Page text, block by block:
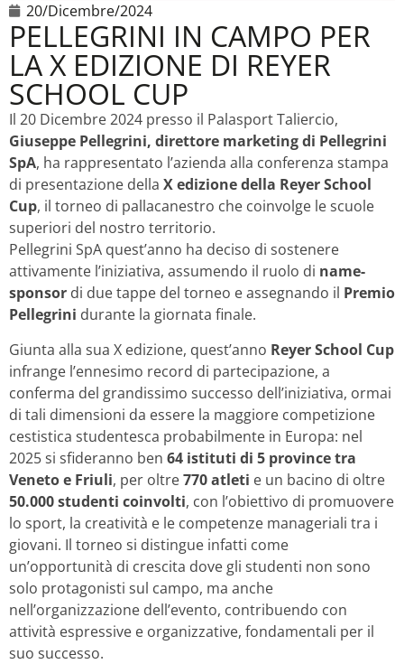
20/Dicembre/2024
PELLEGRINI IN CAMPO PER
LA X EDIZIONE DI REYER
SCHOOL CUP
Il 20 Dicembre 2024 presso il Palasport Taliercio,
Giuseppe Pellegrini, direttore marketing di Pellegrini
SpA, ha rappresentato l’azienda alla conferenza stampa
di presentazione della X edizione della Reyer School
Cup, il torneo di pallacanestro che coinvolge le scuole
superiori del nostro territorio.
Pellegrini SpA quest’anno ha deciso di sostenere
attivamente l’iniziativa, assumendo il ruolo di name-
sponsor di due tappe del torneo e assegnando il Premio
Pellegrini durante la giornata finale.
Giunta alla sua X edizione, quest’anno Reyer School Cup
infrange l’ennesimo record di partecipazione, a
conferma del grandissimo successo dell’iniziativa, ormai
di tali dimensioni da essere la maggiore competizione
cestistica studentesca probabilmente in Europa: nel
2025 si sfideranno ben 64 istituti di 5 province tra
Veneto e Friuli, per oltre770 atleti e un bacino di oltre
50.000 studenti coinvolti, con l’obiettivo di promuovere
lo sport, la creatività e le competenze manageriali tra i
giovani. Il torneo si distingue infatti come
un’opportunità di crescita dove gli studenti non sono
solo protagonisti sul campo, ma anche
nell’organizzazione dell’evento, contribuendo con
attività espressive e organizzative, fondamentali per il
suo successo.